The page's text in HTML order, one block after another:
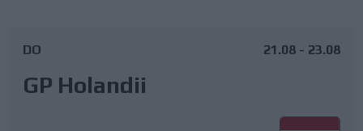
DO
GP Holandii
21.08 - 23.08